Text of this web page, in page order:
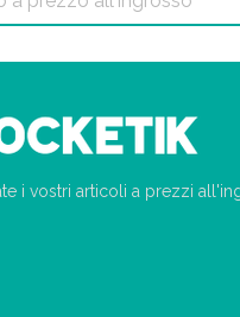
i vostri articoli a prezzi